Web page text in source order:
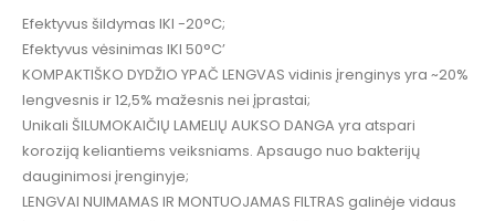
Efektyvus šildymas IKI -20°C;
Efektyvus vėsinimas IKI 50°C’
KOMPAKTIŠKO DYDŽIO YPAČ LENGVAS vidinis įrenginys yra ~20%
lengvesnis ir 12,5% mažesnis nei įprastai;
Unikali ŠILUMOKAIČIŲ LAMELIŲ AUKSO DANGA yra atspari
koroziją keliantiems veiksniams. Apsaugo nuo bakterijų
dauginimosi įrenginyje;
LENGVAI NUIMAMAS IR MONTUOJAMAS FILTRAS galinėje vidaus